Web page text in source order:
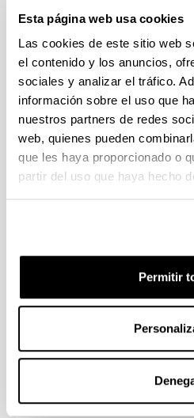
Esta página web usa cookies
Las cookies de este sitio web
el contenido y los anuncios,
sociales y analizar el tráfico.
información sobre el uso que
nuestros partners de redes
web, quienes pueden
que les haya proporcionado o
partir del uso que haya hecho
Permitir
Año:
1985
ISBN:
Sumario
Algunas precisiones en
inocencia (Juan Alberto